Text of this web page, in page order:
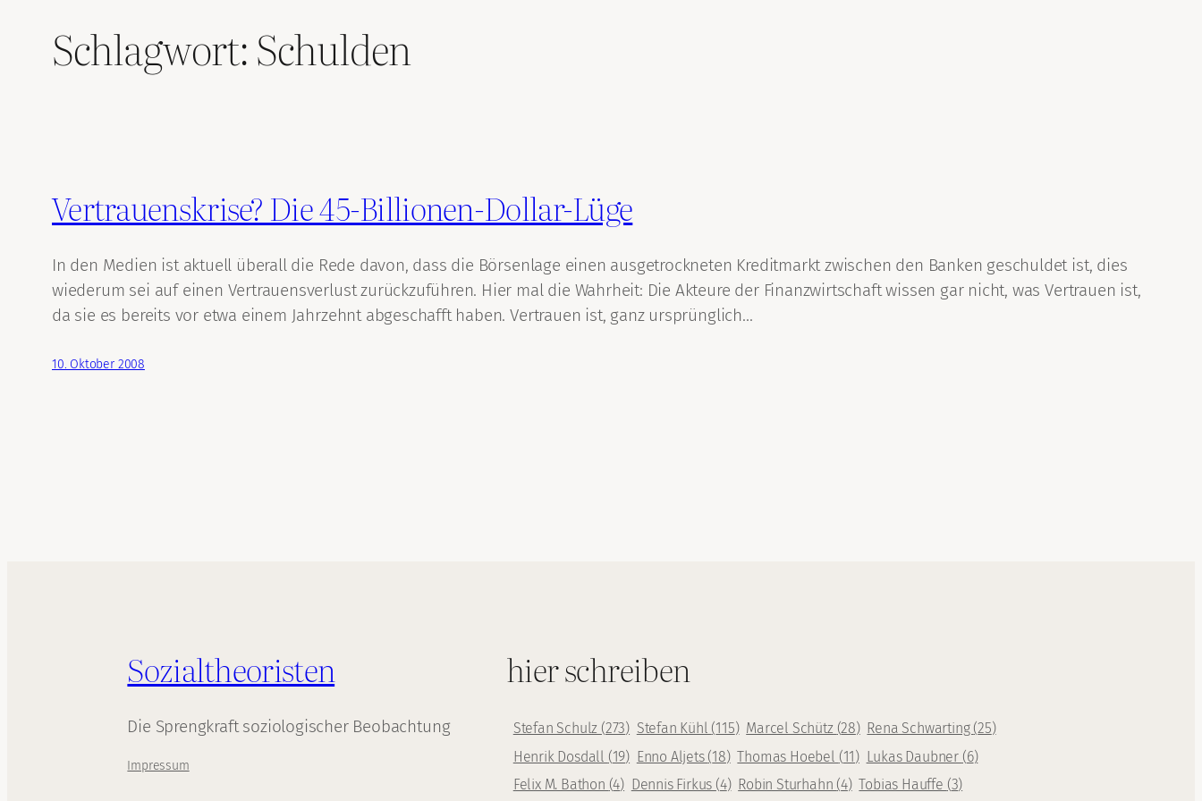
Schlagwort:Schulden
Vertrauenskrise? Die 45-Billionen-Dollar-Lüge
In den Medien ist aktuell überall die Rede davon, dass die Börsenlage einen ausgetrockneten Kreditmarkt zwischen den Banken geschuldet ist, dies
wiederum sei auf einen Vertrauensverlust zurückzuführen. Hier mal die Wahrheit: Die Akteure der Finanzwirtschaft wissen gar nicht, was Vertrauen ist,
da sie es bereits vor etwa einem Jahrzehnt abgeschafft haben. Vertrauen ist, ganz ursprünglich…
10. Oktober 2008
Sozialtheoristen
Die Sprengkraft soziologischer Beobachtung
Impressum
hier schreiben
Stefan Schulz (273) Stefan Kühl (115) Marcel Schütz (28) Rena Schwarting (25)
Henrik Dosdall (19) Enno Aljets (18) Thomas Hoebel (11) Lukas Daubner (6)
Felix M. Bathon (4) Dennis Firkus (4) Robin Sturhahn (4) Tobias Hauffe (3)